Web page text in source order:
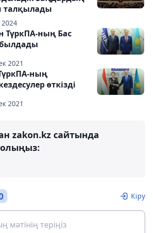
талқылады
2021
ТүркПА-ның Бас
2021
ның
өткізді
zakon.kz сайтында
Кіру